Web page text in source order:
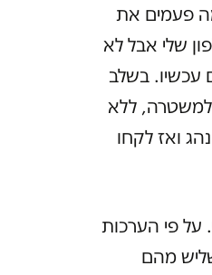
פעמים את
שלי אבל לא
עכשיו. בשלב
למשטרה, ללא
ואז לקחו
על פי הערכות
בשנה ושליש מהם